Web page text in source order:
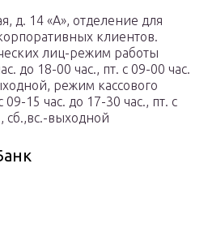
д. 14 «А», отделение для
клиентов.
лиц-режим работы
до 18-00 час., пт. с 09-00 час.
режим кассового
15 час. до 17-30 час., пт. с
сб.,вс.-выходной